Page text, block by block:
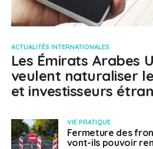
ACTUALITÉS INTERNATIONALES
Les Émirats Arabes
veulent naturaliser
et investisseurs
VIE PRATIQUE
Fermeture des
vont-ils pouvoir